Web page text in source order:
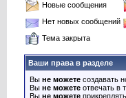
Новые сообщения
Нет новых сообщений
Тема закрыта
Ваши права в разделе
Вы не можете создавать
Вы не можете отвечать в
Вы не можете